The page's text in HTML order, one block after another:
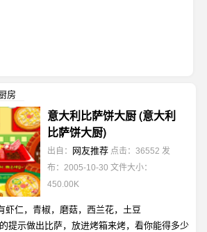
房
意大利比萨饼大厨 (意大利
比萨饼大厨)
出自： 网友推荐 点击：36552 发
布：2005-10-30 文件大小：
450.00K
虾仁，青椒，磨菇，西兰花，土豆
提示做出比萨，放进烤箱来烤，看你能得多少